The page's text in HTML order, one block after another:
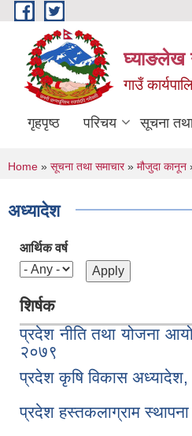
Skip to main content
घ्याङलेख
गाउँ
गृहपृष्ठ परिचय सूचना
You are here
Home » सूचना तथा समाचार» मौजुदा कानून
अध्यादेश
आर्थिक वर्ष
शिर्षक
प्रदेश नीति तथा योजना
२०७९
प्रदेश कृषि विकास
प्रदेश हस्तकलाग्राम